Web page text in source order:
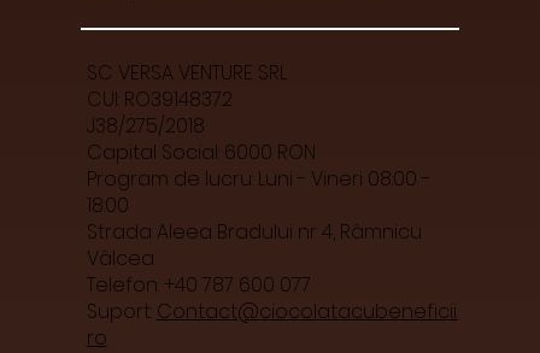
SC VERSA VENTURE SRL
CUI: RO39148372
J38/275/2018
Capital Social: 6000 RON
Program de lucru: Luni - Vineri 08:00 -
18:00
Strada Aleea Bradului nr 4, Râmnicu
Vâlcea
Telefon: +40 787 600 077
Suport: Contact@ciocolatacubeneficii.
ro